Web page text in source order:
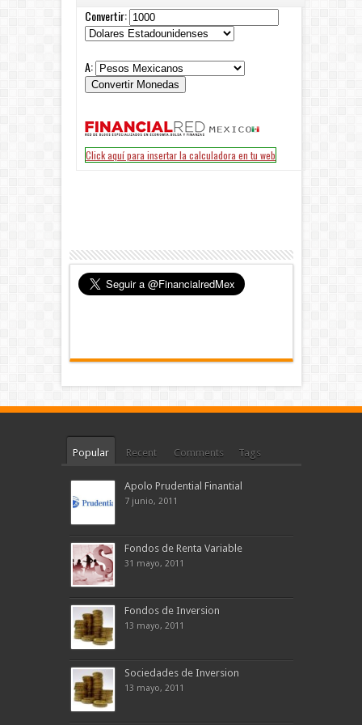
Popular Recent Comments Tags
Apolo Prudential Finantial
7 junio, 2011
Fondos de Renta Variable
31 mayo, 2011
Fondos de Inversion
13 mayo, 2011
Sociedades de Inversion
13 mayo, 2011